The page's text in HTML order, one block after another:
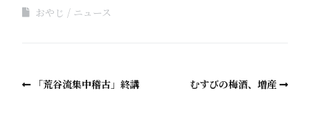
おやじ ニュース
「荒谷流集中稽古」終講 むすびの梅酒、増産